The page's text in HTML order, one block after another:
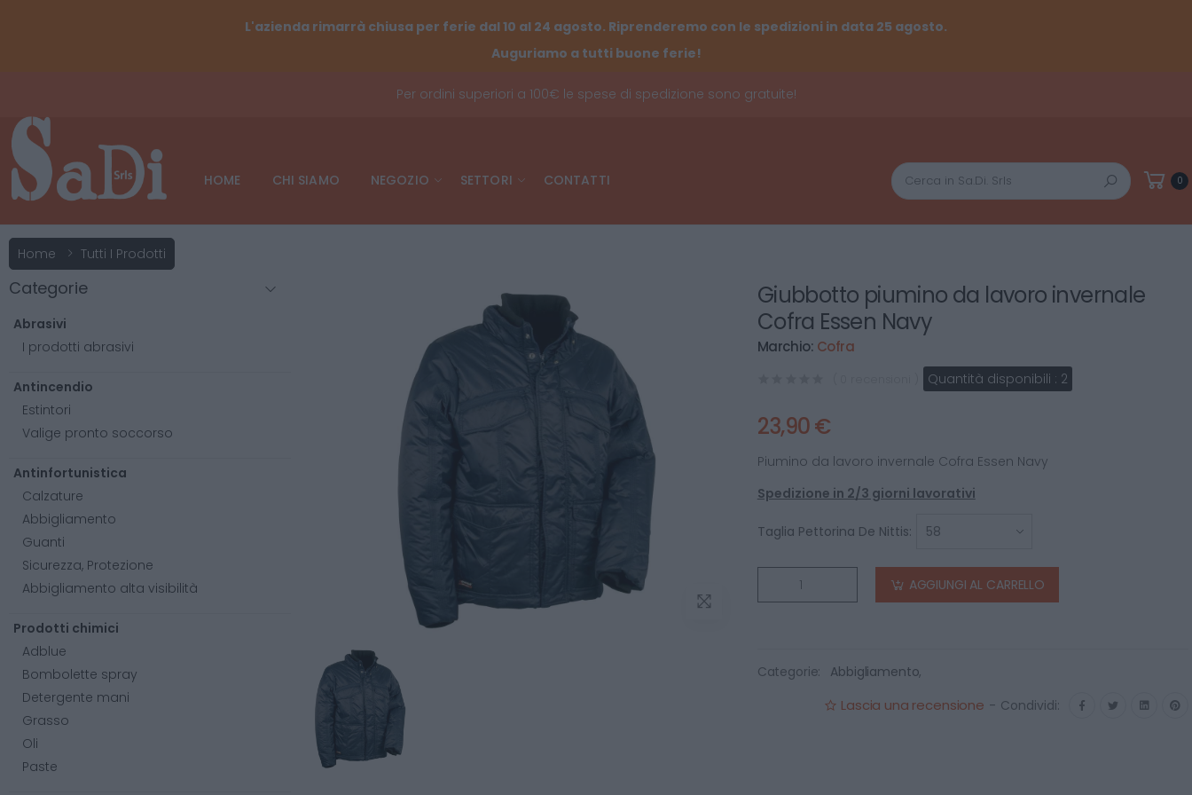
L'azienda rimarrà chiusa per ferie dal 10 al 24 agosto. Riprenderemo con le spedizioni in data 25 agosto.
Auguriamo a tutti buone ferie!
Per ordini superiori a 100€ le spese di spedizione sono gratuite!
HOME CHI SIAMO NEGOZIO SETTORI CONTATTI
Cerca
0
Home Tutti I Prodotti
Giubbotto piumino da lavoro invernale
Cofra Essen Navy
Marchio: Cofra
Quantità disponibili : 2
23,90 €
Piumino da lavoro invernale Cofra Essen Navy
Spedizione in 2/3 giorni lavorativi
Taglia Pettorina De Nittis:
AGGIUNGI AL CARRELLO
Categorie: Abbigliamento,
Lascia una recensione - Condividi:
Categorie
Abrasivi
I prodotti abrasivi
Antincendio
Estintori
Valige pronto soccorso
Antinfortunistica
Calzature
Abbigliamento
Guanti
Sicurezza, Protezione
Abbigliamento alta visibilità
Prodotti chimici
Adblue
Bombolette spray
Detergente mani
Grasso
Oli
Paste